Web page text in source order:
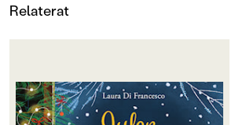
Relaterat
OM BOKEN